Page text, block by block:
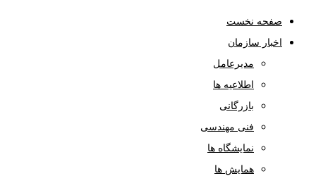
صفحه نخست
اخبار سازمان
مدیرعامل
اطلاعیه ها
بازرگانی
فنی مهندسی
نمایشگاه ها
همایش ها